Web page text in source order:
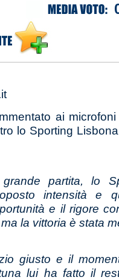
ai
lo Sporting
partita, lo
intensità e
e il rigore
la vittoria è stata
giusto e il
lui ha fatto il